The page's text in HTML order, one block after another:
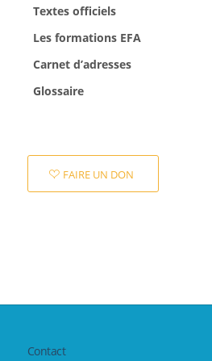
Textes officiels
Les formations EFA
Carnet d’adresses
Glossaire
FAIRE UN DON
Contact